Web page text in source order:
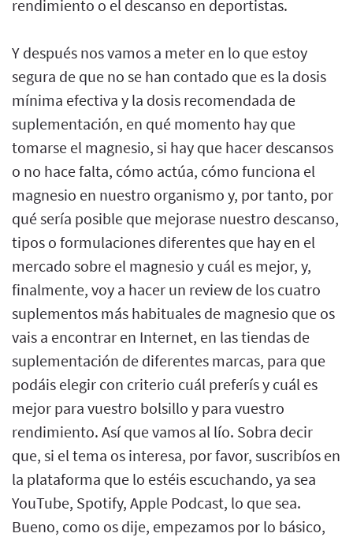
rendimiento o el descanso en deportistas.
Y después nos vamos a meter en lo que estoy
segura de que no se han contado que es la dosis
mínima efectiva y la dosis recomendada de
suplementación, en qué momento hay que
tomarse el magnesio, si hay que hacer descansos
o no hace falta, cómo actúa, cómo funciona el
magnesio en nuestro organismo y, por tanto, por
qué sería posible que mejorase nuestro descanso,
tipos o formulaciones diferentes que hay en el
mercado sobre el magnesio y cuál es mejor, y,
finalmente, voy a hacer un review de los cuatro
suplementos más habituales de magnesio que os
vais a encontrar en Internet, en las tiendas de
suplementación de diferentes marcas, para que
podáis elegir con criterio cuál preferís y cuál es
mejor para vuestro bolsillo y para vuestro
rendimiento. Así que vamos al lío. Sobra decir
que, si el tema os interesa, por favor, suscribíos en
la plataforma que lo estéis escuchando, ya sea
YouTube, Spotify, Apple Podcast, lo que sea.
Bueno, como os dije, empezamos por lo básico,